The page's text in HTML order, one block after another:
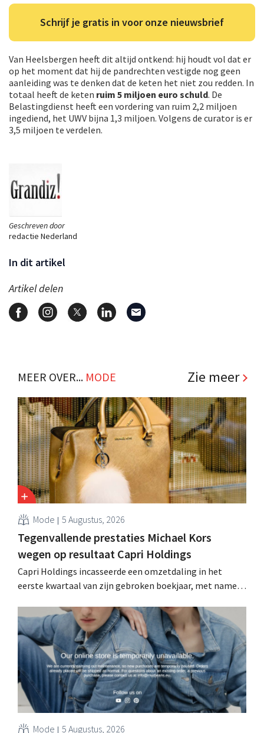
Geschreven door
redactie Nederland
In dit artikel
Artikel delen
Schrijf je gratis in voor onze nieuwsbrief
Van Heelsbergen heeft dit altijd ontkend: hij houdt vol dat er
op het moment dat hij de pandrechten vestigde nog geen
aanleiding was te denken dat de keten het niet zou redden. In
totaal heeft de keten ruim 5 miljoen euro schuld. De
Belastingdienst heeft een vordering van ruim 2,2 miljoen
ingediend, het UWV bijna 1,3 miljoen. Volgens de curator is er
3,5 miljoen te verdelen.
MEER OVER... MODE Zie meer
Mode 5 Augustus, 2026
Tegenvallende prestaties Michael Kors
wegen op resultaat Capri Holdings
Capri Holdings incasseerde een omzetdaling in het
eerste kwartaal van zijn gebroken boekjaar, met name
Kors, ondanks sterke resultaten van Jimmy Choo.
Mode 5 Augustus, 2026